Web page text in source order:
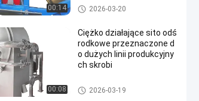
00:14
Maszyna do przetwarzania sk
robi z manioku
2026-03-20
00:08
Ciężko działające sito odś
rodkowe przeznaczone d
o dużych linii produkcyjny
ch skrobi
Maszyna do przetwarzania sk
robi z manioku
2026-03-19